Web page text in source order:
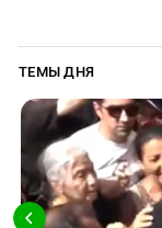
ТЕМЫ ДНЯ